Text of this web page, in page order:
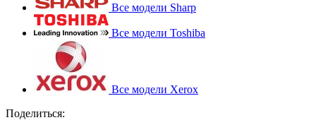
Все модели Sharp
Все модели Toshiba
Все модели Xerox
Поделиться: